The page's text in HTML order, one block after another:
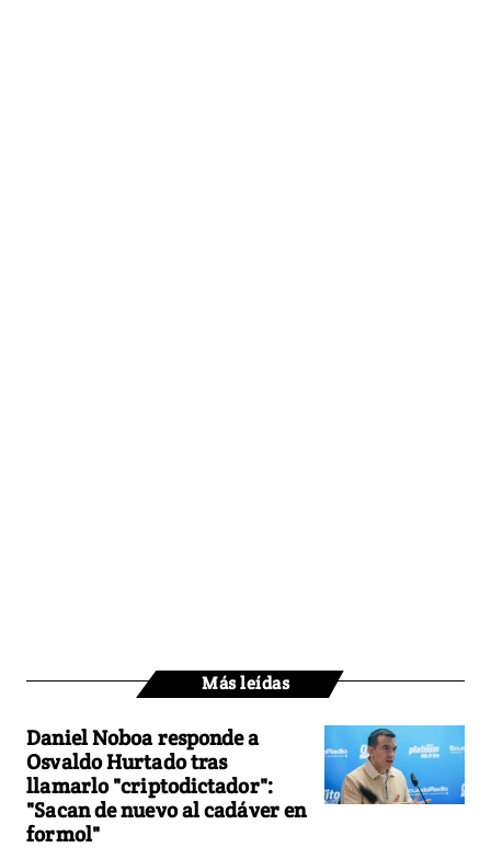
Más leídas
Daniel Noboa responde a
Osvaldo Hurtado tras
llamarlo "criptodictador":
"Sacan de nuevo al cadáver en
formol"